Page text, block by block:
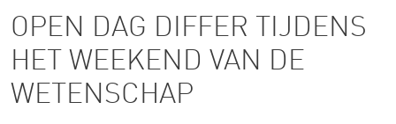
OPEN DAG DIFFER TIJDENS
HET WEEKEND VAN DE
WETENSCHAP